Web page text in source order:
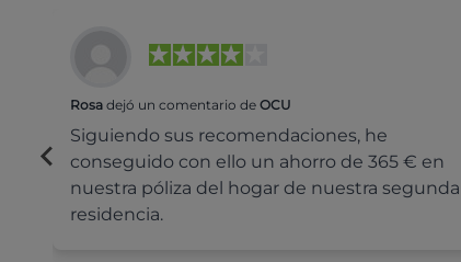
Rosa dejó un comentario de OCU
Siguiendo sus recomendaciones, he
conseguido con ello un ahorro de 365 € en
nuestra póliza del hogar de nuestra segunda
residencia.